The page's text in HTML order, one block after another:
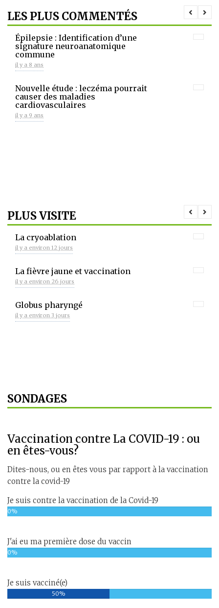
LES PLUS COMMENTÉS
Épilepsie : Identification d’une
signature neuroanatomique
commune
il y a 8 ans
Nouvelle étude : leczéma pourrait
causer des maladies
cardiovasculaires
il y a 9 ans
PLUS VISITE
La cryoablation
il y a environ 12 jours
La fièvre jaune et vaccination
il y a environ 26 jours
Globus pharyngé
il y a environ 3 jours
SONDAGES
Vaccination contre La COVID-19 : ou
en êtes-vous?
Dites-nous, ou en êtes vous par rapport à la vaccination
contre la covid-19
Je suis contre la vaccination de la Covid-19
0%
J'ai eu ma première dose du vaccin
0%
Je suis vacciné(e)
50%